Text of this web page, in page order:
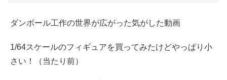
ダンボール工作の世界が広がった気がした動画
1/64スケールのフィギュアを買ってみたけどやっぱり小
さい！（当たり前）